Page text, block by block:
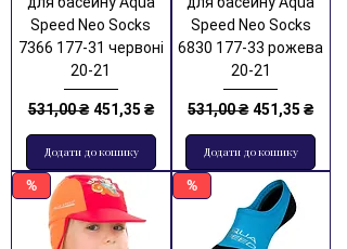
Speed Neo Socks
7366 177-31 червоні
20-21
Звичайна ціна
531,00 ₴ За розпродажем
451,35 ₴
Додати до кошику
Speed Neo Socks
6830 177-33 рожева
20-21
Звичайна ціна
531,00 ₴ За
451,35 ₴
Додати до кошику
% %